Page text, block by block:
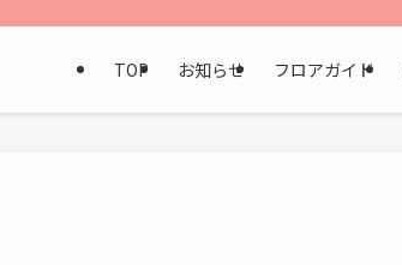
有益情報をお届けします。
TOP お知らせ フロアガイド